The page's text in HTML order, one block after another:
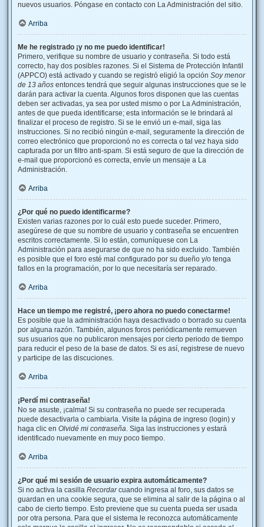
nuevos usuarios. Póngase en contacto con La Administración del sitio.
Arriba
Me he registrado ¡y no me puedo identificar!
Primero, verifique su nombre de usuario y contraseña. Si todo está
correcto, hay dos posibles razones. Si el Sistema de Protección Infantil
(APPCO) está activado y cuando se registró eligió la opción Soy menor
de 13 años entonces tendrá que seguir algunas instrucciones que se le
darán para activar la cuenta. Algunos foros disponen que las cuentas
deben ser activadas, ya sea por usted mismo o por La Administración,
antes de que pueda identificarse; esta información se le brindará al
finalizar el proceso de registro. Si se le envió un e-mail, siga las
instrucciones. Si no recibió ningún e-mail, seguramente la dirección de
correo electrónico que proporcionó no es correcta o tal vez haya sido
capturada por un filtro anti-spam. Si está seguro de que la dirección de
e-mail que proporcionó es correcta, envíe un mensaje a La
Administración.
Arriba
¿Por qué no puedo identificarme?
Existen varias razones por lo cuál esto puede suceder. Primero,
asegúrese de que su nombre de usuario y contraseña se encuentren
escritos correctamente. Si lo están, comuníquese con La
Administración para asegurarse de que no ha sido excluido. También
es posible que el foro esté mal configurado por su dueño y/o tenga
fallos en la programación, por lo que necesitaría ser reparado.
Arriba
Hace un tiempo me registré, ¡pero ahora no puedo conectarme!
Es posible que la administración haya desactivado o borrado su cuenta
por alguna razón. También, algunos foros periódicamente remueven
sus usuarios que no publicaron mensajes por cierto periodo de tiempo
para reducir el peso de la base de datos. Si es así, registrese de nuevo
y participe de las discuciones.
Arriba
¡Perdí mi contraseña!
No se asuste, ¡calma! Si su contraseña no puede ser recuperada
puede desactivarla o cambiarla. Visite la página de ingreso (login) y
haga clic en Olvidé mi contraseña. Siga las instrucciones y estará
identificado nuevamente en muy poco tiempo.
Arriba
¿Por qué mi sesión de usuario expira automáticamente?
Si no activa la casilla Recordarcuando ingresa al foro, sus datos se
guardan en una cookie segura, que se elimina al salir de la página o al
cabo de cierto tiempo. Esto previene que su cuenta pueda ser usada
por otra persona. Para que el sistema le reconozca automáticamente